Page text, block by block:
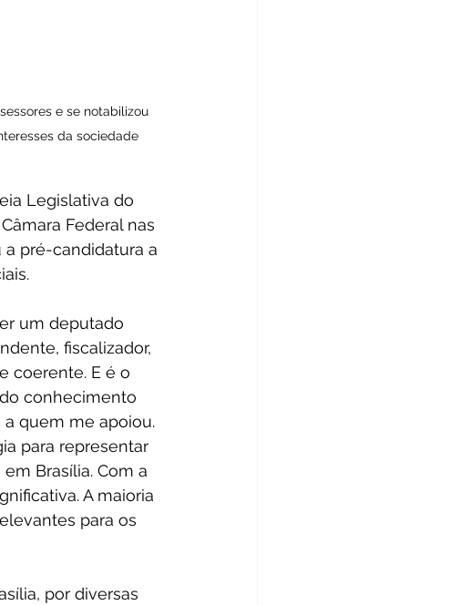
e se notabilizou
da sociedade
Legislativa do
Federal nas
a pré-candidatura a
um deputado
fiscalizador,
coerente. E é o
conhecimento
a quem me apoiou.
para representar
Brasília. Com a
A maioria
para os
por diversas